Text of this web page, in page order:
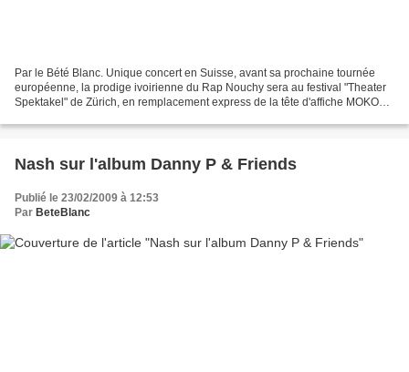
Par le Bété Blanc. Unique concert en Suisse, avant sa prochaine tournée
européenne, la prodige ivoirienne du Rap Nouchy sera au festival "Theater
Spektakel" de Zürich, en remplacement express de la tête d'affiche MOKOBE
Nash sur l'album Danny P & Friends
Publié le 23/02/2009 à 12:53
Par BeteBlanc